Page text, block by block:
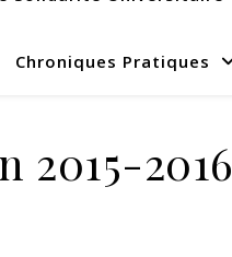
Chroniques Pratiques
2015-2016